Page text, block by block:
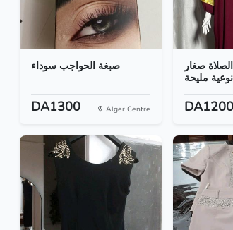
صبغة الحواجب سوداء
DA1300 Alger Centre
صغار
DA1200